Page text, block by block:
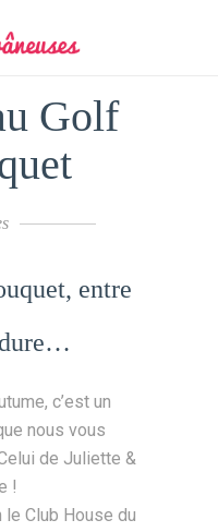
Golf
entre
c’est un
nous vous
de Juliette &
!
le Club House du